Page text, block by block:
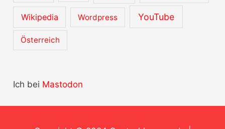
Wikipedia Wordpress YouTube
Österreich
Ich bei Mastodon